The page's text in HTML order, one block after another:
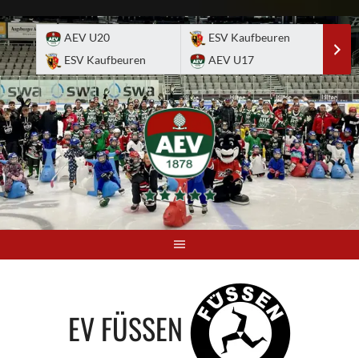
to
content
AEV U20
ESV Kaufbeuren
ESV Kaufbeuren
AEV U17
EV FÜSSEN